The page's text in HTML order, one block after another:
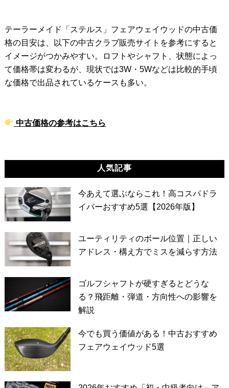
テーラーメイド「ステルス」フェアウェイウッドの中古価
格の目安は、以下の中古クラブ販売サイトを参考にすると
イメージがつかみやすい。ロフトやシャフト、状態によっ
て価格帯は変わるが、現状では3W・5Wなどは比較的手頃
な価格で出品されているケースも多い。
中古価格の参考はこちら
人気記事
今あえて選ぶならこれ！高コスパドラ
イバーおすすめ5選【2026年版】
ユーティリティのボール位置｜正しい
アドレス・構え方でミスを減らす方法
ゴルフシャフトが硬すぎるとどうな
る？飛距離・弾道・方向性への影響を
解説
今でも買う価値がある！中古おすすめ
フェアウェイウッド5選